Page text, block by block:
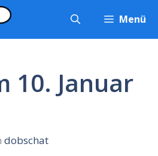
Menü
10. Januar
dobschat